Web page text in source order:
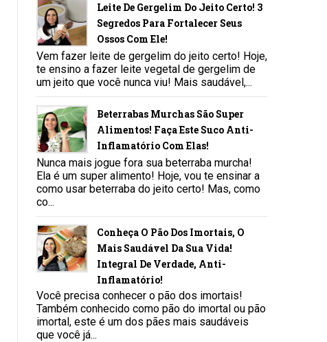
Leite De Gergelim Do Jeito Certo! 3
Segredos Para Fortalecer Seus
Ossos Com Ele!
Vem fazer leite de gergelim do jeito certo! Hoje,
te ensino a fazer leite vegetal de gergelim de
um jeito que você nunca viu! Mais saudável,...
Beterrabas Murchas São Super
Alimentos! Faça Este Suco Anti-
Inflamatório Com Elas!
Nunca mais jogue fora sua beterraba murcha!
Ela é um super alimento! Hoje, vou te ensinar a
como usar beterraba do jeito certo! Mas, como
co...
Conheça O Pão Dos Imortais, O
Mais Saudável Da Sua Vida!
Integral De Verdade, Anti-
Inflamatório!
Você precisa conhecer o pão dos imortais!
Também conhecido como pão do imortal ou pão
imortal, este é um dos pães mais saudáveis
que você já...